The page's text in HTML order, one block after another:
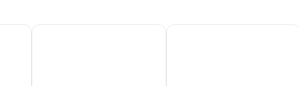
更多设施/服务还包括：
蓬塔科罗纳酒店与餐厅 萨利尼塔斯皇家迪卡梅隆俱乐部全包